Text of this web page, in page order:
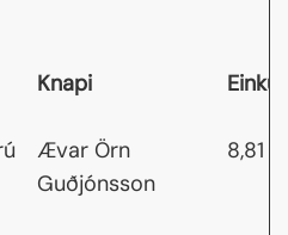
Knapi
Ævar Örn
Guðjónsson
8,81